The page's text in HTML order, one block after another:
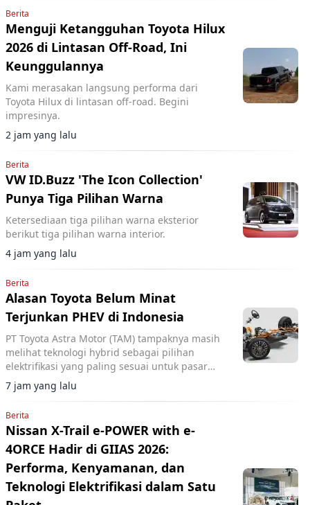
Berita
Menguji Ketangguhan Toyota Hilux
2026 di Lintasan Off-Road, Ini
Keunggulannya
Kami merasakan langsung performa dari
Toyota Hilux di lintasan off-road. Begini
impresinya.
2 jam yang lalu
Berita
VW ID.Buzz 'The Icon Collection'
Punya Tiga Pilihan Warna
Ketersediaan tiga pilihan warna eksterior
berikut tiga pilihan warna interior.
4 jam yang lalu
Berita
Alasan Toyota Belum Minat
Terjunkan PHEV di Indonesia
PT Toyota Astra Motor (TAM) tampaknya masih
melihat teknologi hybrid sebagai pilihan
elektrifikasi yang paling sesuai untuk pasar
Indonesia.
7 jam yang lalu
Berita
Nissan X-Trail e-POWER with e-
4ORCE Hadir di GIIAS 2026:
Performa, Kenyamanan, dan
Teknologi Elektrifikasi dalam Satu